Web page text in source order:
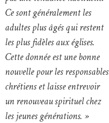
Ce sont généralement les
adultes plus âgés qui restent
les plus fidèles aux églises.
Cette donnée est une bonne
nouvelle pour les responsables
chrétiens et laisse entrevoir
un renouveau spirituel chez
les jeunes générations. »